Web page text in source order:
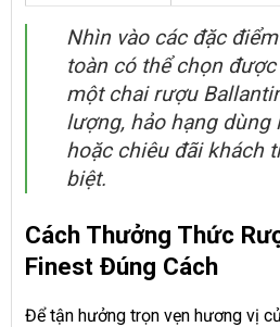
Nhìn vào các đặc
toàn có thể chọn
một chai rượu
lượng, hảo hạng dùng
hoặc chiêu đãi khách
biệt.
Cách Thưởng Thức
Finest Đúng Cách
Để tận hưởng trọn vẹn hương vị